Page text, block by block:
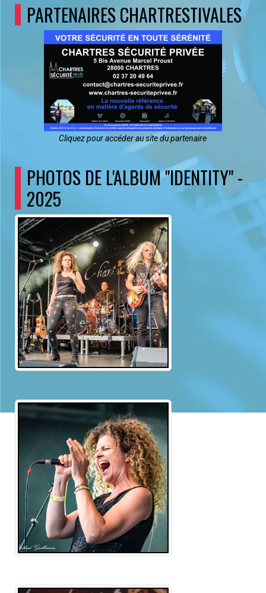
PARTENAIRES CHARTRESTIVALES
Cliquez pour accéder au site du partenaire
PHOTOS DE L'ALBUM "IDENTITY" -
2025